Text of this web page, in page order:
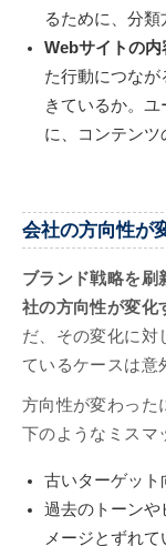
るために、分類
Webサイトの内
た行動につな
きているか。
に、コンテンツ
会社の方向性が
ブランド戦略を刷
社の方向性が変化
だ、その変化に対
ているケースは意
方向性が変わった
下のようなミスマ
古いターゲット
過去のトーンや
メージとずれて